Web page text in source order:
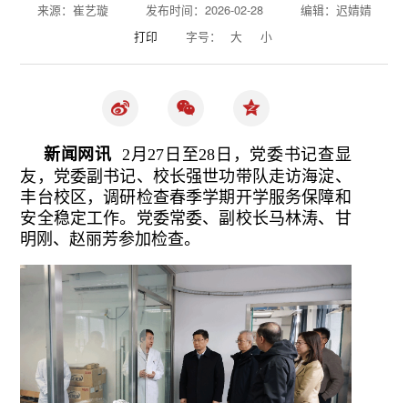
来源：崔艺璇 发布时间：2026-02-28
编辑：迟婧婧
打印
字号： 大 小
新闻网讯 2月27日至28日，党委书记查显
友，党委副书记、校长强世功带队走访海淀、
丰台校区，调研检查春季学期开学服务保障和
安全稳定工作。党委常委、副校长马林涛、甘
明刚、赵丽芳参加检查。